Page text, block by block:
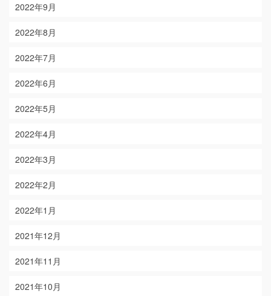
2022年9月
2022年8月
2022年7月
2022年6月
2022年5月
2022年4月
2022年3月
2022年2月
2022年1月
2021年12月
2021年11月
2021年10月